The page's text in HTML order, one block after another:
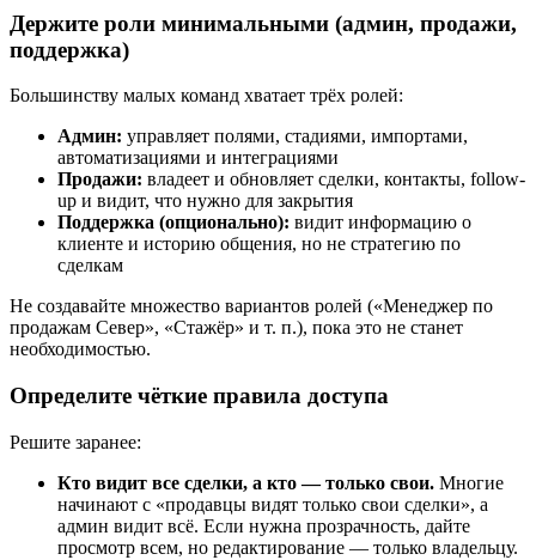
Держите роли минимальными (админ, продажи,
поддержка)
Большинству малых команд хватает трёх ролей:
Админ: управляет полями, стадиями, импортами,
автоматизациями и интеграциями
Продажи: владеет и обновляет сделки, контакты, follow-
up и видит, что нужно для закрытия
Поддержка (опционально): видит информацию о
клиенте и историю общения, но не стратегию по
сделкам
Не создавайте множество вариантов ролей («Менеджер по
продажам Север», «Стажёр» и т. п.), пока это не станет
необходимостью.
Определите чёткие правила доступа
Решите заранее:
Кто видит все сделки, а кто — только свои. Многие
начинают с «продавцы видят только свои сделки», а
админ видит всё. Если нужна прозрачность, дайте
просмотр всем, но редактирование — только владельцу.